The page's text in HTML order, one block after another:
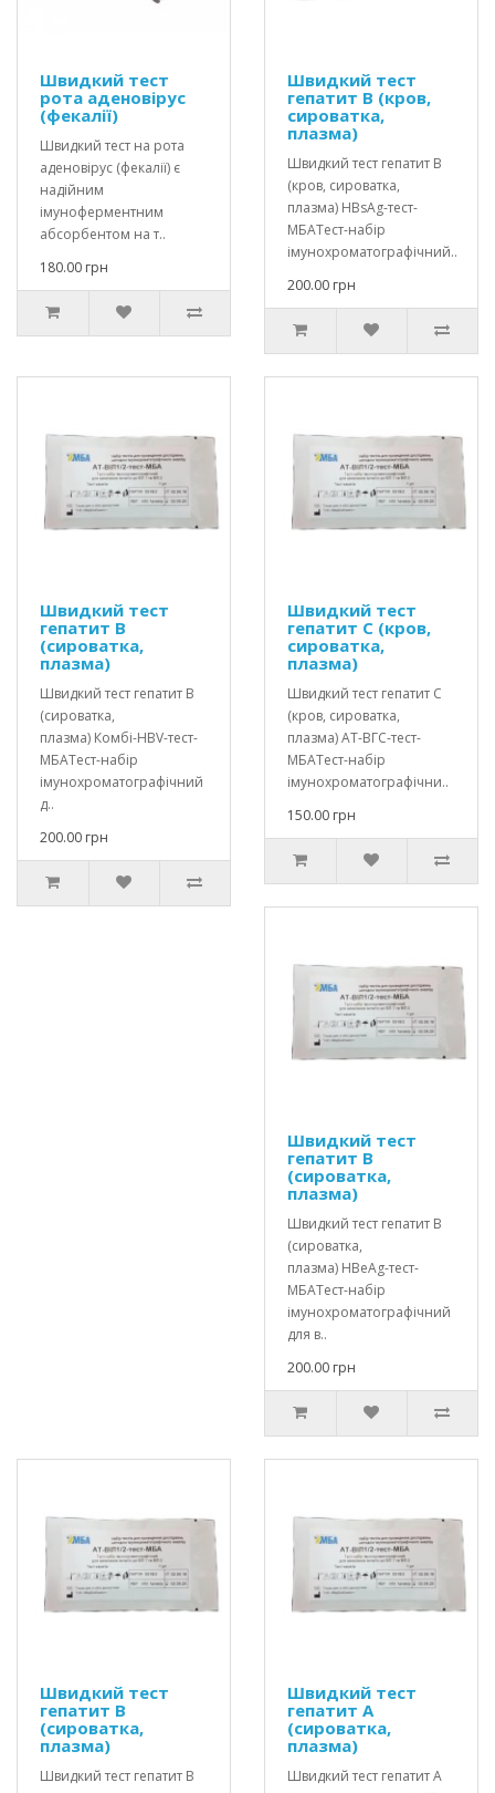
Швидкий тест
рота аденовірус
(фекалії)
Швидкий тест на рота
аденовірус (фекалії) є
надійним
імуноферментним
абсорбентом на т..
180.00 грн
Швидкий тест
гепатит В (кров,
сироватка,
плазма)
Швидкий тест гепатит В
(кров, сироватка,
плазма) HBsAg-тест-
МБАТест-набір
імунохроматографічний..
200.00 грн
Швидкий тест
гепатит В
(сироватка,
плазма)
Швидкий тест гепатит В
(сироватка,
плазма) Комбі-HBV-тест-
МБАТест-набір
імунохроматографічний
д..
200.00 грн
Швидкий тест
гепатит С (кров,
сироватка,
плазма)
Швидкий тест гепатит С
(кров, сироватка,
плазма) АТ-ВГС-тест-
МБАТест-набір
імунохроматографічни..
150.00 грн
Швидкий тест
гепатит В
(сироватка,
плазма)
Швидкий тест гепатит В
(сироватка,
плазма) HBеAg-тест-
МБАТест-набір
імунохроматографічний
для в..
200.00 грн
Швидкий тест
гепатит В
(сироватка,
плазма)
Швидкий тест гепатит В
Швидкий тест
гепатит А
(сироватка,
плазма)
Швидкий тест гепатит А